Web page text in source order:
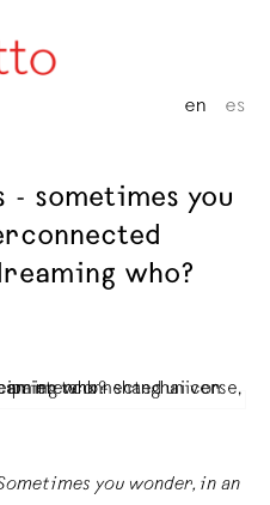
en es
sometimes you
who?
you wonder, in an